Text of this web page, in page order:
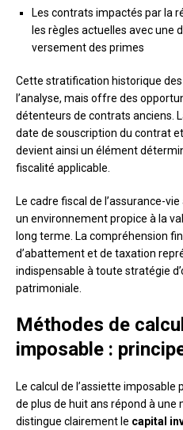
Les contrats impactés par la
les règles actuelles avec une
versement des primes
Cette stratification historique
l’analyse, mais offre des
détenteurs de contrats anciens.
date de souscription du contrat
devient ainsi un élément
fiscalité applicable.
Le cadre fiscal de l’assurance-
un environnement propice à la
long terme. La compréhension
d’abattement et de taxation
indispensable à toute stratégie
patrimoniale.
Méthodes de
imposable :
Le calcul de l’assiette imposable
de plus de huit ans répond à une
distingue clairement le capital